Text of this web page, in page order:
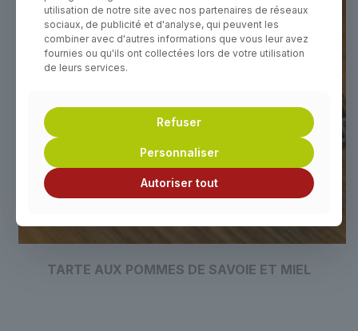
TARTE AUX POMMES DE SAVOIE ET MIEL
utilisation de notre site avec nos partenaires de réseaux
sociaux, de publicité et d'analyse, qui peuvent les
combiner avec d'autres informations que vous leur avez
fournies ou qu'ils ont collectées lors de votre utilisation
de leurs services.
Refuser
Personnaliser
Autoriser tout